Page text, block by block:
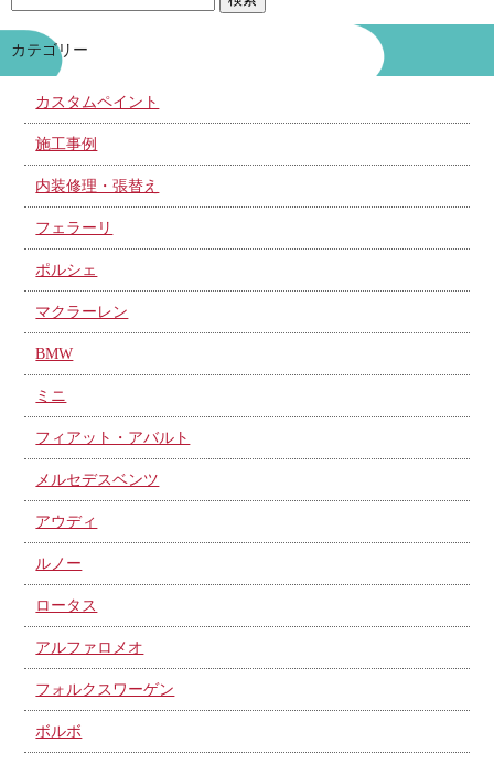
カテゴリー
カスタムペイント
施工事例
内装修理・張替え
フェラーリ
ポルシェ
マクラーレン
BMW
ミニ
フィアット・アバルト
メルセデスベンツ
アウディ
ルノー
ロータス
アルファロメオ
フォルクスワーゲン
ボルボ